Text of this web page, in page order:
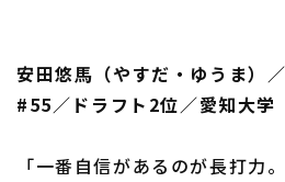
運営会社（別ウィンドウで開く） よ
安田悠馬（やすだ・ゆうま）
#55／ドラフト2位／愛知大学
「一番自信があるのが長打力